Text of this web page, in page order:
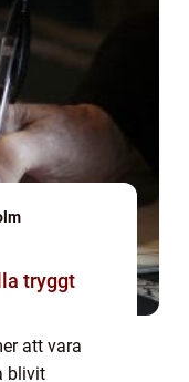
att vara
blivit